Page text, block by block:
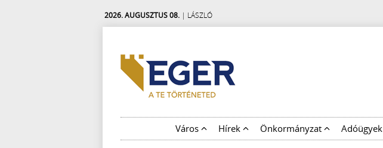
2026. AUGUSZTUS 08. | LÁSZLÓ
Város Hírek Önkormányzat Adóügyek